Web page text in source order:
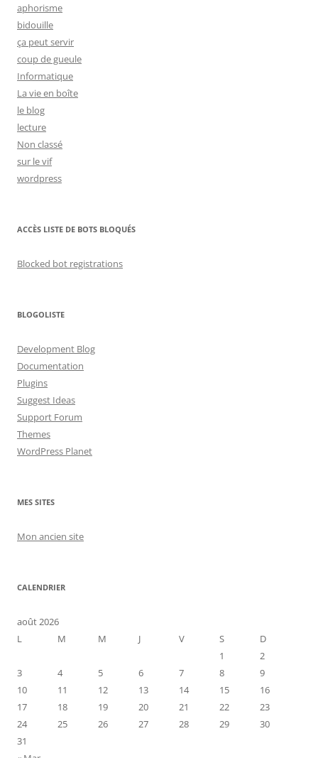
aphorisme
bidouille
ça peut servir
coup de gueule
Informatique
La vie en boîte
le blog
lecture
Non classé
sur le vif
wordpress
ACCÈS LISTE DE BOTS BLOQUÉS
Blocked bot registrations
BLOGOLISTE
Development Blog
Documentation
Plugins
Suggest Ideas
Support Forum
Themes
WordPress Planet
MES SITES
Mon ancien site
CALENDRIER
août 2026
L
M M J V S
D
1
2
3
4 5 6 7 8
9
10
11 12 13 14 15
16
17
18 19 20 21 22
23
24
25 26 27 28 29
30
31